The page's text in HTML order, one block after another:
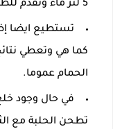
5 لتر ماء وتقدم للطيور صباحا قبل الاكل.
تستطيع ايضا
كما هي وتعطي
الحمام عموما.
في حال وجود
تطحن الحلبة مع